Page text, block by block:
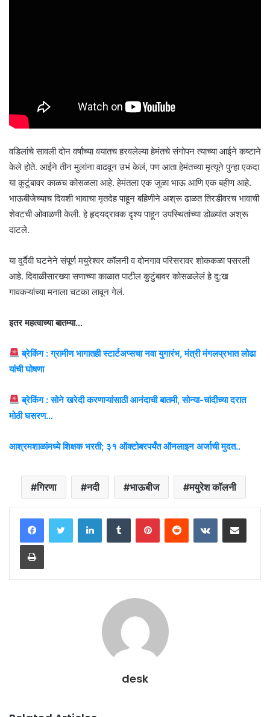
वडिलांचे सावली दोन वर्षांच्या वयातच हरवलेल्या हेमंतचे संगोपन त्याच्या आईने कष्टाने
केले होते. आईने तीन मुलांना वाढवून उभं केलं, पण आता हेमंतच्या मृत्यूने पुन्हा एकदा
या कुटुंबावर काळच कोसळला आहे. हेमंतला एक जुळा भाऊ आणि एक बहीण आहे.
भाऊबीजेच्याच दिवशी भावाचा मृतदेह पाहून बहिणीने अश्रू ढाळत तिरडीवरच भावाची
शेवटची ओवाळणी केली. हे हृदयद्रावक दृश्य पाहून उपस्थितांच्या डोळ्यांत अश्रू
दाटले.
या दुर्दैवी घटनेने संपूर्ण मयुरेश्वर कॉलनी व दोनगाव परिसरावर शोककळा पसरली
आहे. दिवाळीसारख्या सणाच्या काळात पाटील कुटुंबावर कोसळलेलं हे दु:ख
गावकऱ्यांच्या मनाला चटका लावून गेलं.
इतर महत्वाच्या बातम्या…
ब्रेकिंग : ग्रामीण भागातही स्टार्टअप्सचा नवा युगारंभ, मंत्री मंगलप्रभात लोढा
यांची घोषणा
ब्रेकिंग : सोने खरेदी करणाऱ्यांसाठी आनंदाची बातमी, सोन्या-चांदीच्या दरात
मोठी घसरण…
आश्रमशाळांमध्ये शिक्षक भरती; ३१ ऑक्टोबरपर्यंत ऑनलाइन अर्जाची मुदत..
गिरणा नदी भाऊबीज मयुरेश कॉलनी
LinkedInTumblr PinterestReddit VKontakteShare via Email
Print
desk